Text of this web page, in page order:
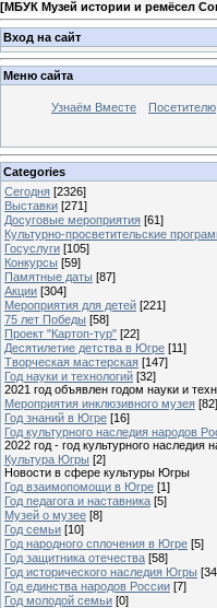
[МБУК Музей истории и ремёсел
Вход на сайт
Меню сайта
Узнаём Вместе Посетителю
Categories
Сегодня [2326]
Выставки [271]
Досуговые мероприятия [61]
Культурно-просветительские
Госуслуги [105]
Конкурсы [59]
Памятные даты [87]
Акции [304]
Мероприятия для детей [221]
75 лет Победы [58]
Проект "Картоп-тур" [22]
Десятилетие детства в Югре [11]
Творческая мастерская [147]
Год науки и технологий [32]
2021 год объявлен годом науки и
Мероприятия инклюзивного музея [82]
Год знаний в Югре [16]
Год культурного наследия народов
2022 год - год культурного наследия
Культура Югры [2]
Новости в сфере культуры Югры
Год взаимопомощи в Югре [1]
Год педагога и наставника [5]
Музей о музее [8]
Год семьи [10]
Год народного сплочения в Югре [5]
Год защитника отечества [58]
Год исторического наследия Югры
Год единства народов России [7]
Год молодой семьи [0]